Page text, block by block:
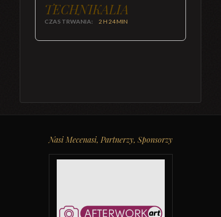
TECHNIKALIA
CZAS TRWANIA: 2 H 24 MIN
Nasi Mecenasi, Partnerzy, Sponsorzy